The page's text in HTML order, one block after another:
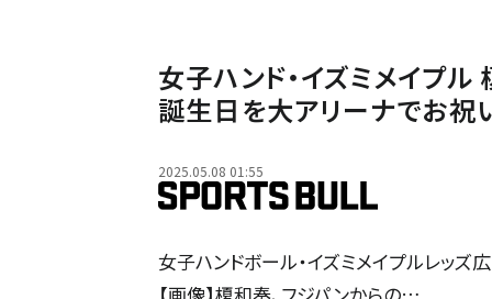
女子ハンド・イズミメイプル
誕生日を大アリーナでお祝
2025.05.08 01:55
女子ハンドボール・イズミメイプルレッズ